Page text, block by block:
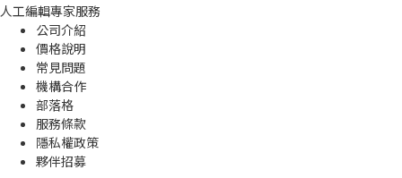
人工編輯專家服務
公司介紹
價格說明
常見問題
機構合作
部落格
服務條款
隱私權政策
夥伴招募